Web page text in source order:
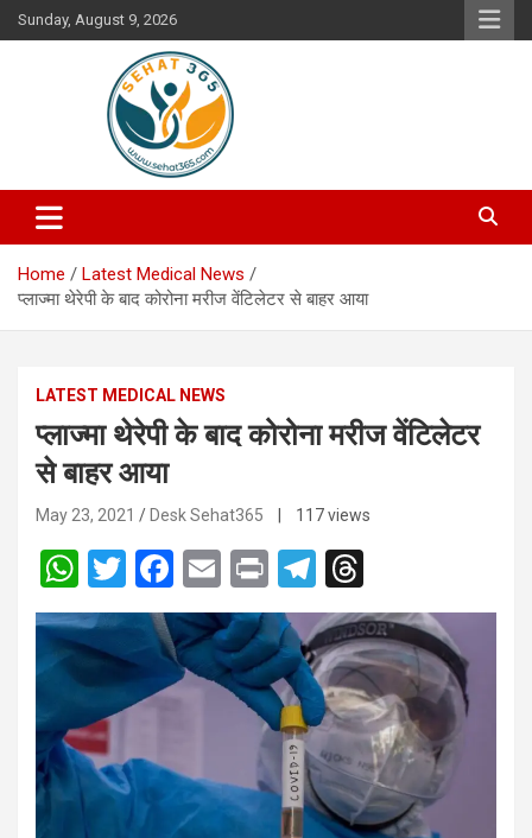
Skip
to
Sunday, August 9, 2026
Sehat365
Your's Complete Health Guide
Home
Latest Medical News
प्लाज्मा थेरेपी के बाद कोरोना मरीज वेंटिलेटर से बाहर आया
LATEST MEDICAL NEWS
प्लाज्मा थेरेपी के बाद कोरोना मरीज वेंटिलेटर
से बाहर आया
May 23, 2021 Desk Sehat365 | 117 views
W
h
at
s
A
p
p
T
wi
tt
er
F
a
ce
b
o
k
E
m
ail
Pr
in
t
T
el
e
gr
a
m
hr
e
a
d
s